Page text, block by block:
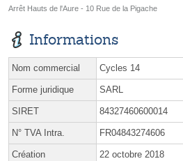
Arrêt Hauts de l'Aure - 10 Rue de la Pigache
Informations
Nom commercial Cycles 14
Forme juridique SARL
SIRET 84327460600014
N° TVA Intra. FR04843274606
Création 22 octobre 2018